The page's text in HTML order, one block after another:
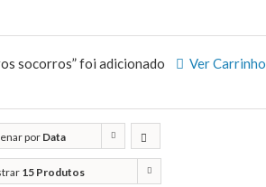
Ver Carrinho
socorros” foi adicionado
por Data
15 Produtos